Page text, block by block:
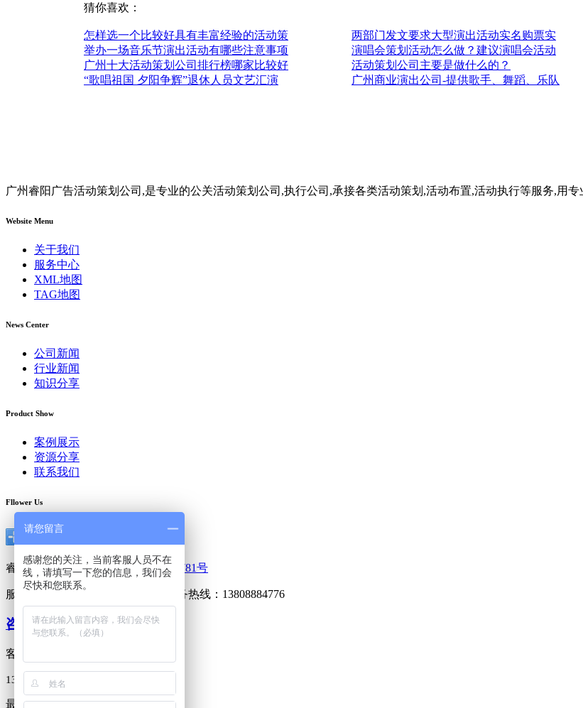
猜你喜欢：
怎样选一个比较好具有丰富经验的活动策 两部门发文要求大型演出活动实名购票实
举办一场音乐节演出活动有哪些注意事项
演唱会策划活动怎么做？建议演唱会活动
广州十大活动策划公司排行榜哪家比较好
活动策划公司主要是做什么的？
“歌唱祖国 夕阳争辉”退休人员文艺汇演
广州商业演出公司-提供歌手、舞蹈、乐队
广州睿阳广告活动策划公司,是专业的公关活动策划公司,执行公司,承接各类活动策划,活动布置,活动执行等服务,用
Website Menu
关于我们
服务中心
XML地图
TAG地图
News Center
公司新闻
行业新闻
知识分享
Product Show
案例展示
资源分享
联系我们
Fllower Us
睿阳广告 版权所有，粤ICP备13053781号
服务热线：020-85563980 24小时服务热线：13808884776
咨询在线客服
客户专属热线
138-0888-4776
最新报价及优惠
请您留言
感谢您的关注，当前客服人员不在
线，请填写一下您的信息，我们会
尽快和您联系。